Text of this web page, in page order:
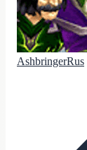
AshbringerRus